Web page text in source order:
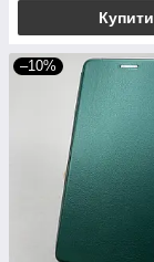
Купити
–10%